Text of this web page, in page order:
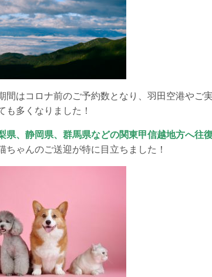
間はコロナ前のご予約数となり、羽田空港やご
も多くなりました！
県、静岡県、群馬県などの関東甲信越地方へ往
ちゃんのご送迎が特に目立ちました！